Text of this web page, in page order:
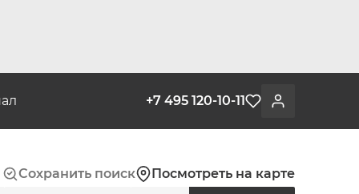
Войти
Избранное
+7 495 120-10-11
Сохранить поиск Посмотреть на карте